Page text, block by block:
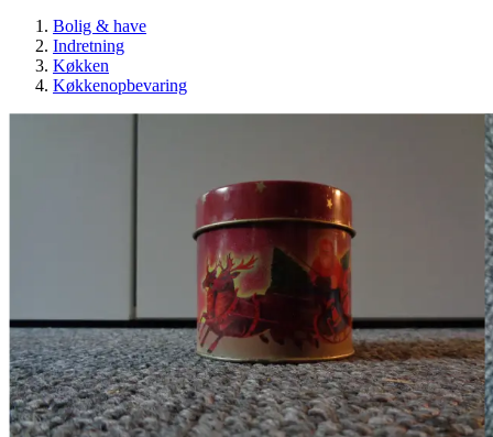
Bolig & have
Indretning
Køkken
Køkkenopbevaring